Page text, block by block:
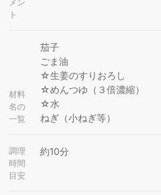
メン
ト
材料
名の
一覧
茄子
ごま油
☆生姜のすりおろし
☆めんつゆ（３倍濃縮）
☆水
ねぎ（小ねぎ等）
調理
時間
目安
約10分